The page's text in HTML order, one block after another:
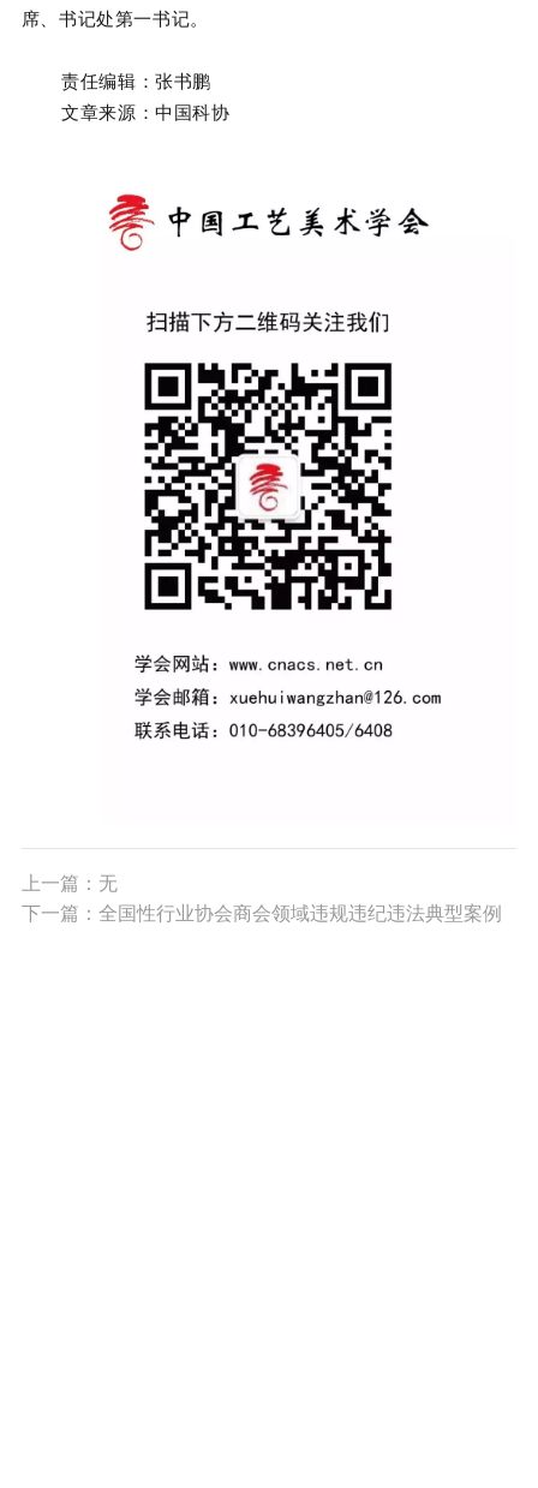
席、书记处第一书记。
责任编辑：张书鹏
文章来源：中国科协
上一篇：无
下一篇：全国性行业协会商会领域违规违纪违法典型案例